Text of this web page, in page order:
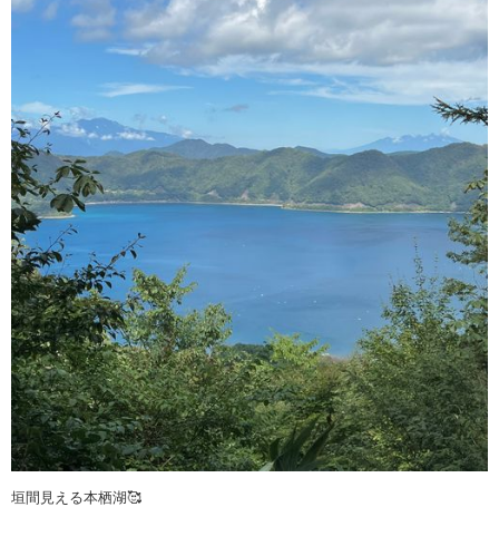
垣間見える本栖湖🥰